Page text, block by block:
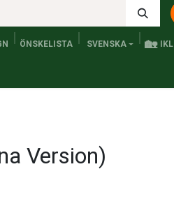
ÖNSKELISTA SVENSKA 🏡
Version)